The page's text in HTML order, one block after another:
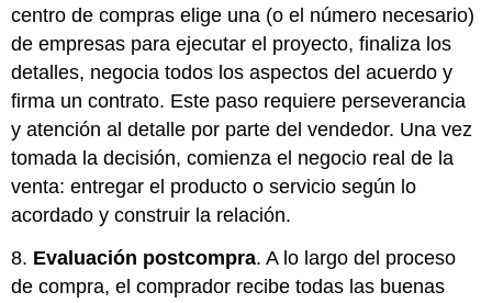
centro de compras elige una (o el número necesario)
de empresas para ejecutar el proyecto, finaliza los
detalles, negocia todos los aspectos del acuerdo y
firma un contrato. Este paso requiere perseverancia
y atención al detalle por parte del vendedor. Una vez
tomada la decisión, comienza el negocio real de la
venta: entregar el producto o servicio según lo
acordado y construir la relación.
8. Evaluación postcompra. A lo largo del proceso
de compra, el comprador recibe todas las buenas